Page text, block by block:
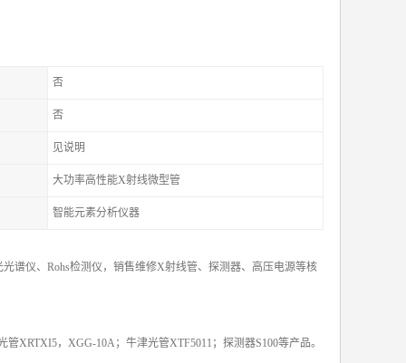
否
否
见说明
大功率高性能X射线微型管
智能元素分析仪器
谱仪、Rohs检测仪，销售维修X射线管、探测器、高压电源等核
XRTXI5，XGG-10A；牛津光管XTF5011；探测器S100等产品。